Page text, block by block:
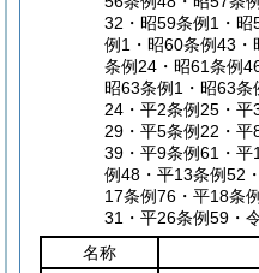
32・昭59条例1・
例1・昭60条例43・
条例24・昭61条例
昭63条例1・昭63条
24・平2条例25・平
29・平5条例22・平
39・平9条例61・
例48・平13条例52
17条例76・平18条
31・平26条例59・
名称